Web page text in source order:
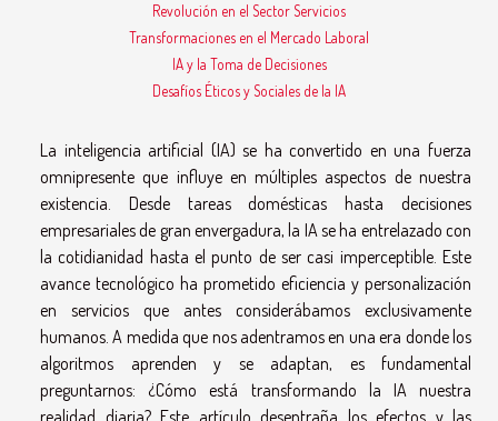
Revolución en el Sector Servicios
Transformaciones en el Mercado Laboral
IA y la Toma de Decisiones
Desafíos Éticos y Sociales de la IA
La inteligencia artificial (IA) se ha convertido en una fuerza
omnipresente que influye en múltiples aspectos de nuestra
existencia. Desde tareas domésticas hasta decisiones
empresariales de gran envergadura, la IA se ha entrelazado con
la cotidianidad hasta el punto de ser casi imperceptible. Este
avance tecnológico ha prometido eficiencia y personalización
en servicios que antes considerábamos exclusivamente
humanos. A medida que nos adentramos en una era donde los
algoritmos aprenden y se adaptan, es fundamental
preguntarnos: ¿Cómo está transformando la IA nuestra